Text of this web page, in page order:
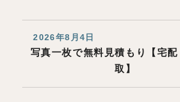
2026年8月4日
写真一枚で無料見積もり【宅
取】